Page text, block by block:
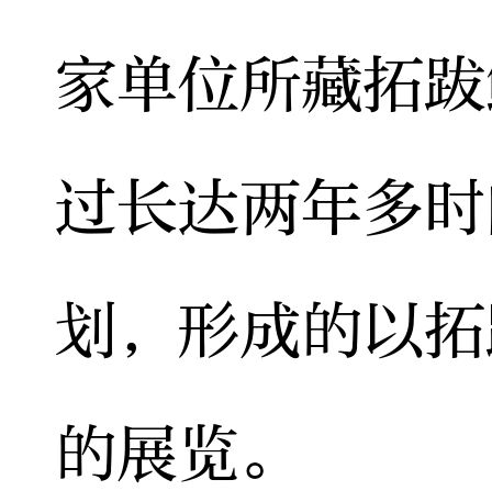
家单位所藏拓
过长达两年多
划，形成的以
的展览。